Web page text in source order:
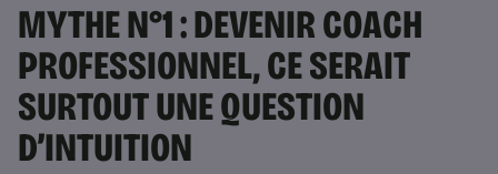
MYTHE N°1 : DEVENIR COACH
PROFESSIONNEL, CE SERAIT
SURTOUT UNE QUESTION
D’INTUITION